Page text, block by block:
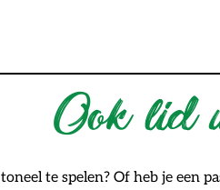
Ook lid
te spelen? Of heb je een